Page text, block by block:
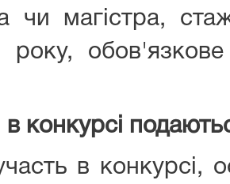
чи магістра,
в конкурсі
в конкурсі,